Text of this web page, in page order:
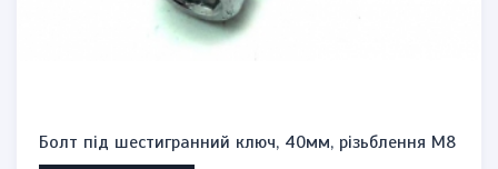
Болт під шестигранний ключ, 40мм, різьблення М8